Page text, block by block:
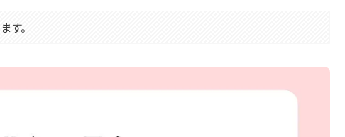
す。